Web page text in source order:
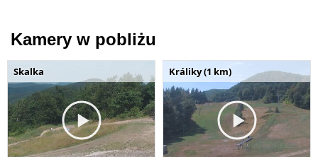
Kamery w pobliżu
Skalka Králiky (1 km)